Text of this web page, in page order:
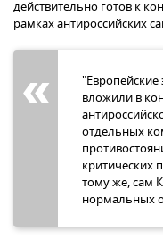
действительно готов к
рамках антироссийских
вложили в
отдельных
критических
тому же, сам
нормальных